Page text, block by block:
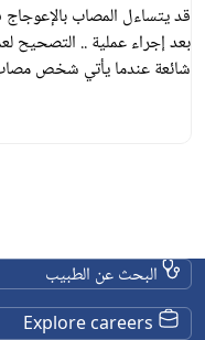
قد يتساءل المصاب
بعد إجراء عملية .. التصحيح
شائعة عندما يأتي شخص
البحث عن الطبيب